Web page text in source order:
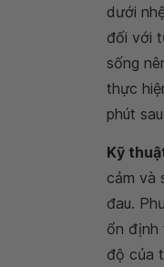
dưới
đối với
sống
thực
phút
Kỹ
cảm và
đau.
ổn định
độ của